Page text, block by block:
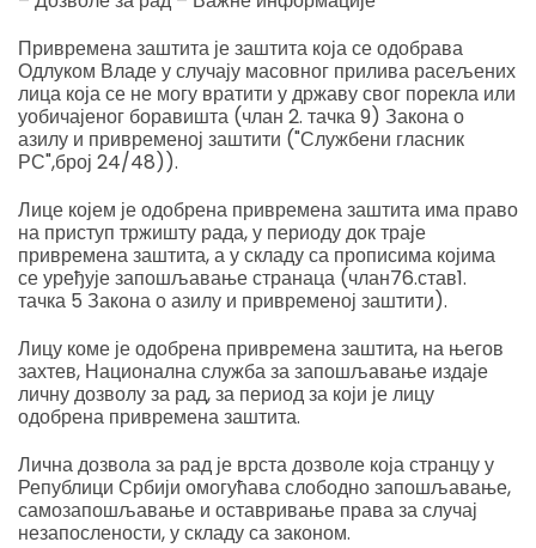
Привремена заштита је заштита која се одобрава
Одлуком Владе у случају масовног прилива расељених
лица која се не могу вратити у државу свог порекла или
уобичајеног боравишта (члан 2. тачка 9) Закона о
азилу и привременој заштити ("Службени гласник
РС",број 24/48)).
Лице којем је одобрена привремена заштита има право
на приступ тржишту рада, у периоду док траје
привремена заштита, а у складу са прописима којима
се уређује запошљавање странаца (члан76.став1.
тачка 5 Закона о азилу и привременој заштити).
Лицу коме је одобрена привремена заштита, на његов
захтев, Национална служба за запошљавање издаје
личну дозволу за рад, за период за који је лицу
одобрена привремена заштита.
Лична дозвола за рад је врста дозволе која странцу у
Републици Србији омогућава слободно запошљавање,
самозапошљавање и оставривање права за случај
незапослености, у складу са законом.